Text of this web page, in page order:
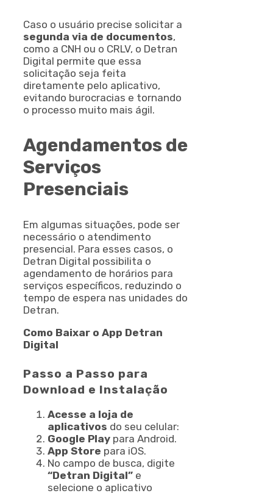
Caso o usuário precise solicitar a
segunda via de documentos,
como a CNH ou o CRLV, o Detran
Digital permite que essa
solicitação seja feita
diretamente pelo aplicativo,
evitando burocracias e tornando
o processo muito mais ágil.
Agendamentos de
Serviços
Presenciais
Em algumas situações, pode ser
necessário o atendimento
presencial. Para esses casos, o
Detran Digital possibilita o
agendamento de horários para
serviços específicos, reduzindo o
tempo de espera nas unidades do
Detran.
Como Baixar o App Detran
Digital
Passo a Passo para
Download e Instalação
Acesse a loja de
aplicativos do seu celular:
Google Play para Android.
App Store para iOS.
No campo de busca, digite
“Detran Digital” e
selecione o aplicativo